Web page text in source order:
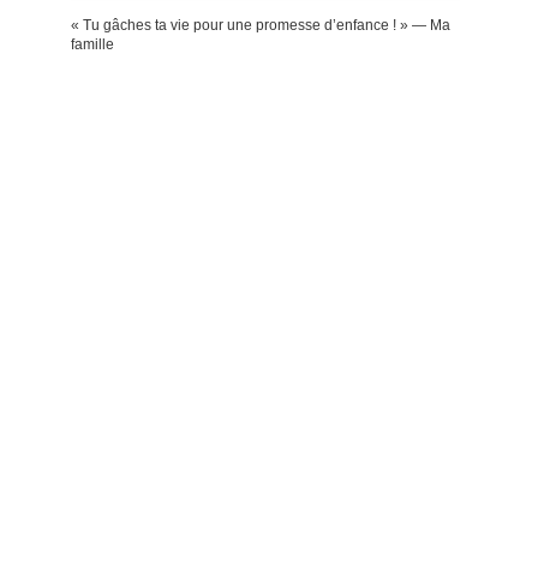
« Tu gâches ta vie pour une promesse d’enfance ! » — Ma
famille